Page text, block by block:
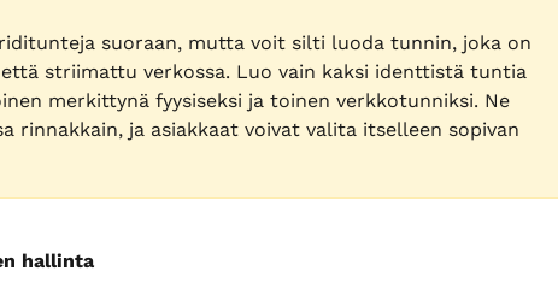
suoraan, mutta voit silti luoda tunnin, joka on
striimattu verkossa. Luo vain kaksi identtistä tuntia
merkittynä fyysiseksi ja toinen verkkotunniksi. Ne
rinnakkain, ja asiakkaat voivat valita itselleen sopivan
hallinta